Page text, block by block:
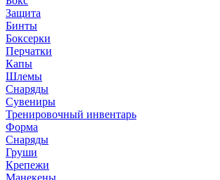
Защита
Бинты
Боксерки
Перчатки
Капы
Шлемы
Снаряды
Сувениры
Тренировочный инвентарь
Форма
Снаряды
Груши
Крепежи
Манекены